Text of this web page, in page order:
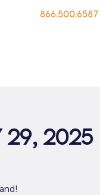
866.500.6587
2025